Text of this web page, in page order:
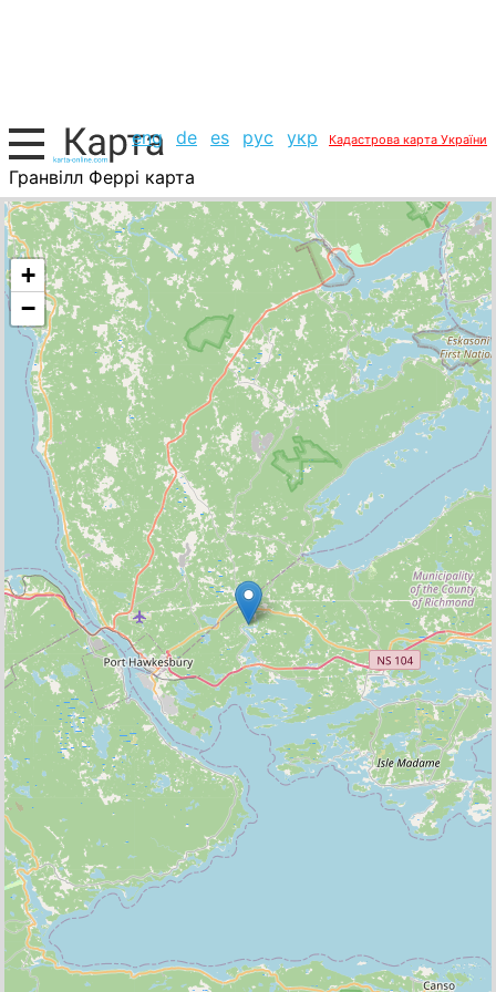
eng de es рус укр Кадастрова карта України
Гранвілл Феррі карта
Канада, список міст
+
−